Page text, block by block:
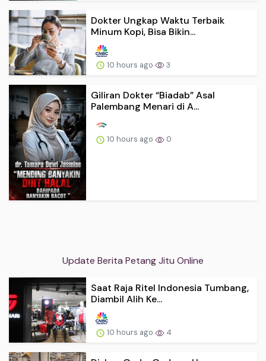
Dokter Ungkap Waktu Terbaik
Minum Kopi, Bisa Bikin...
10 hours ago 3
Giliran Dokter “Biadab” Asal
Palembang Menari di A...
10 hours ago 0
Update Berita Petang Jitu Online
Saat Raja Ritel Indonesia Tumbang,
Diambil Alih Ke...
10 hours ago 4